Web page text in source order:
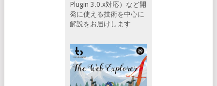
Plugin 3.0.x対応）など開
発に使える技術を中心に
解説をお届けします